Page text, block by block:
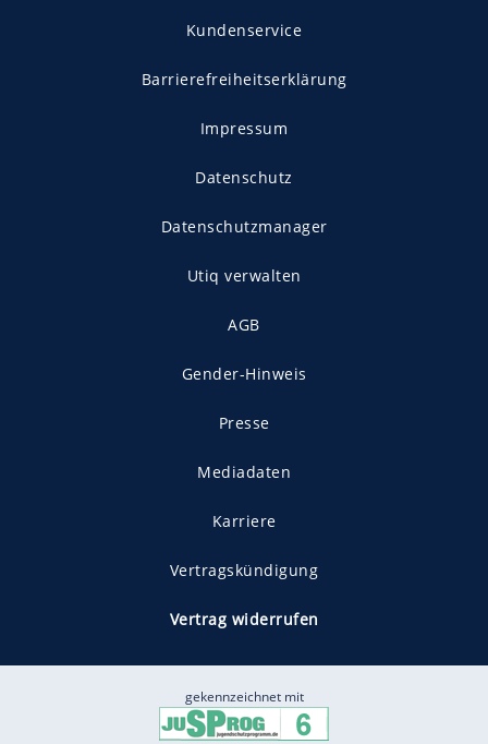
Kundenservice
Barrierefreiheitserklärung
Impressum
Datenschutz
Datenschutzmanager
Utiq verwalten
AGB
Gender-Hinweis
Presse
Mediadaten
Karriere
Vertragskündigung
Vertrag widerrufen
gekennzeichnet mit